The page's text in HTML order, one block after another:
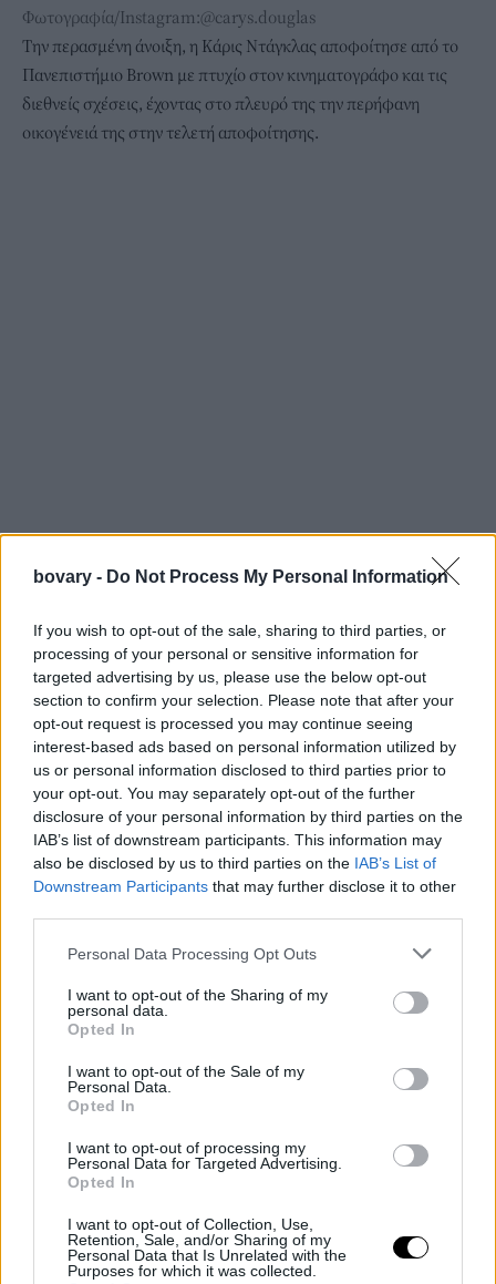
bovary - Do Not Process My Personal Information
If you wish to opt-out of the sale, sharing to third parties, or
processing of your personal or sensitive information for
targeted advertising by us, please use the below opt-out
section to confirm your selection. Please note that after your
opt-out request is processed you may continue seeing
interest-based ads based on personal information utilized by
us or personal information disclosed to third parties prior to
your opt-out. You may separately opt-out of the further
disclosure of your personal information by third parties on the
IAB’s list of downstream participants. This information may
also be disclosed by us to third parties on the IAB’s List of
Downstream Participants that may further disclose it to other
Personal Data Processing Opt Outs
I want to opt-out of the Sharing of my
personal data.
Opted In
I want to opt-out of the Sale of my
Personal Data.
Opted In
I want to opt-out of processing my
Personal Data for Targeted Advertising.
Opted In
I want to opt-out of Collection, Use,
Retention, Sale, and/or Sharing of my
Personal Data that Is Unrelated with the
Purposes for which it was collected.
Φωτογραφία/Instagram:@carys.douglas
Την περασμένη άνοιξη, η Κάρις Ντάγκλας αποφοίτησε από το
Πανεπιστήμιο Brown με πτυχίο στον κινηματογράφο και τις
διεθνείς σχέσεις, έχοντας στο πλευρό της την περήφανη
οικογένειά της στην τελετή αποφοίτησης.